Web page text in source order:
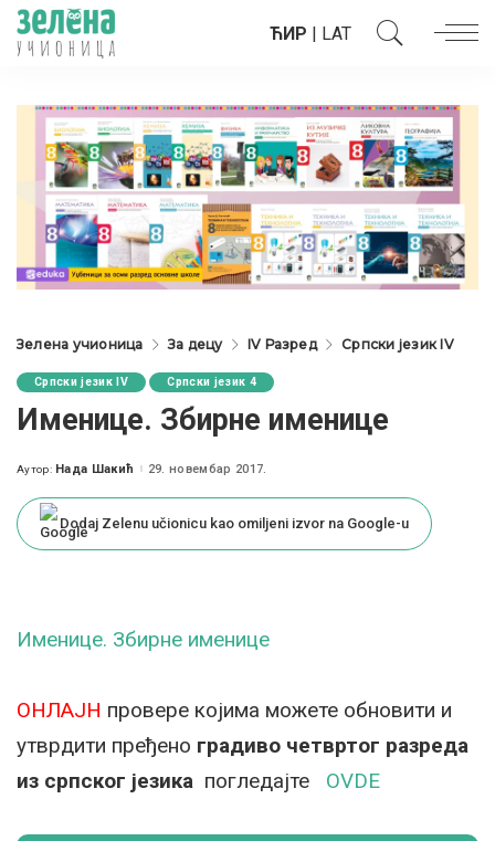
ЋИР | LAT
Зелена учионица За децу IV Разред Српски језик IV
Српски језик IV Српски језик 4
Именице. Збирне именице
Posted
Аутор: Нада Шакић 29. новембар 2017.
Dodaj Zelenu učionicu kao omiljeni izvor na Google-u
Именице. Збирне именице
ОНЛАЈН провере којима можете обновити и
утврдити пређено градиво четвртог разреда
из српског језика погледајте OVDE